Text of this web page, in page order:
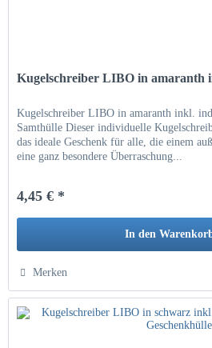
Kugelschreiber LIBO in amaranth
Kugelschreiber LIBO in amaranth inkl.
Samthülle Dieser individuelle
das ideale Geschenk für alle, die einem
eine ganz besondere Überraschung...
4,45 € *
In den
Merken